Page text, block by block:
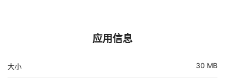
应用信息
大小 30 MB